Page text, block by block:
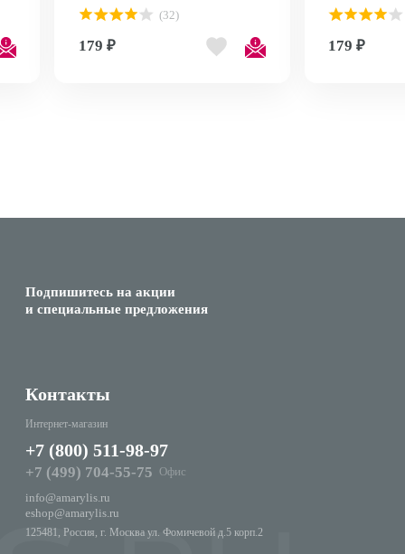
MNP25
(32)
179 ₽
MNP24
179 ₽
Подпишитесь на акции
и специальные предложения
Контакты
Интернет-магазин
+7 (800) 511-98-97
+7 (499) 704-55-75 Офис
info@amarylis.ru
eshop@amarylis.ru
125481, Россия, г. Москва ул. Фомичевой д.5 корп.2